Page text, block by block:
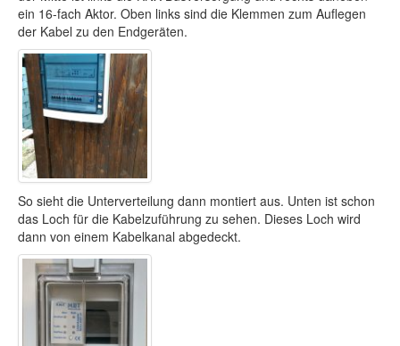
ein 16-fach Aktor. Oben links sind die Klemmen zum Auflegen
der Kabel zu den Endgeräten.
So sieht die Unterverteilung dann montiert aus. Unten ist schon
das Loch für die Kabelzuführung zu sehen. Dieses Loch wird
dann von einem Kabelkanal abgedeckt.